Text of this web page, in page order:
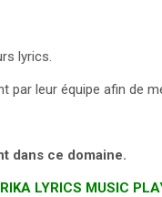
lyrics.
par leur équipe afin de
dans ce domaine.
LYRICS MUSIC